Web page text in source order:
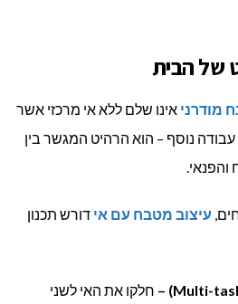
של הבית
מודרני אינו שלם ללא אי מרכזי אשר
נוסף – הוא הרהיט המגשר בין
והפנאי.
עיצוב מטבח עם אי דורש תכנון
Multi-
) – חלקו את האי לשני